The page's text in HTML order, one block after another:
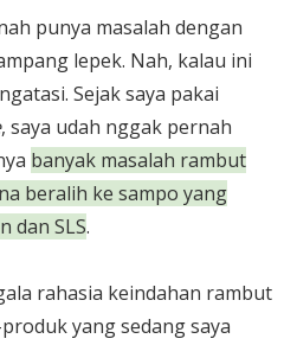
punya masalah dengan
lepek. Nah, kalau ini
Sejak saya pakai
, saya udah nggak pernah
banyak masalah rambut
beralih ke sampo yang
dan SLS.
rahasia keindahan rambut
yang sedang saya